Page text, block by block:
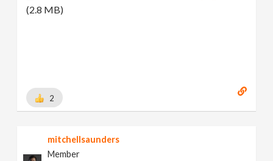
(2.8 MB)
2
mitchellsaunders
Member